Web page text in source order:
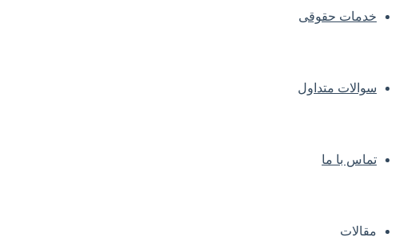
خدمات حقوقی
سوالات متداول
تماس با ما
مقالات